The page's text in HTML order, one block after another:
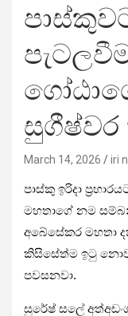
March 14, 2026 iri
පාස්කු ඉරිදා
මහතාගේ නම
අබේසේකර මහතා
කිසිසේත්ම ඉටු
පවසනවා.
සුරේෂ් සලේ